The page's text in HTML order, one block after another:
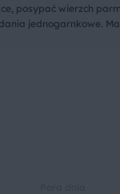
posypać wierzch
jednogarnkowe.